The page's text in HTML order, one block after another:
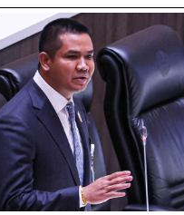
คมตามมา รวมถึงปัญหาสิ่ง
านล้มเหลว และปัญหาความ
งก่อให้เกิดปัญหาหนี้สาธารณ
ชาชน นอกจากนี้ยังมีวิกฤตกา
ะมาณปี 2565 ที่ไม่เหมาะส
ดเงินเฟ้อของแพง ที่ไม่เหมือน
อจากต้นทุนการผลิตที่สูง ค่าแ
เป็นความผิดพลาดจากนายก
ผิดพลาดบกพร่อง
ย